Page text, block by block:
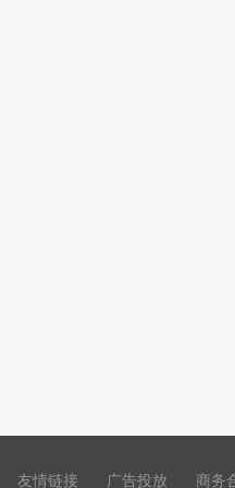
友情链接 广告投放 商务